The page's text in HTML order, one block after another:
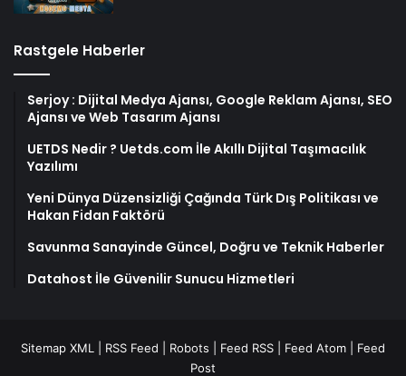
Rastgele Haberler
Serjoy : Dijital Medya Ajansı, Google Reklam Ajansı, SEO
Ajansı ve Web Tasarım Ajansı
UETDS Nedir ? Uetds.com İle Akıllı Dijital Taşımacılık
Yazılımı
Yeni Dünya Düzensizliği Çağında Türk Dış Politikası ve
Hakan Fidan Faktörü
Savunma Sanayinde Güncel, Doğru ve Teknik Haberler
Datahost İle Güvenilir Sunucu Hizmetleri
Sitemap XML RSS Feed Robots Feed RSS Feed Atom
Feed
Post